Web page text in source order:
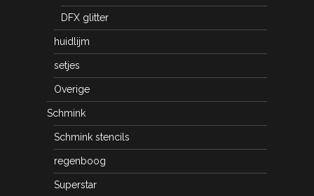
DFX glitter
huidlijm
setjes
Overige
Schmink
Schmink stencils
regenboog
Superstar